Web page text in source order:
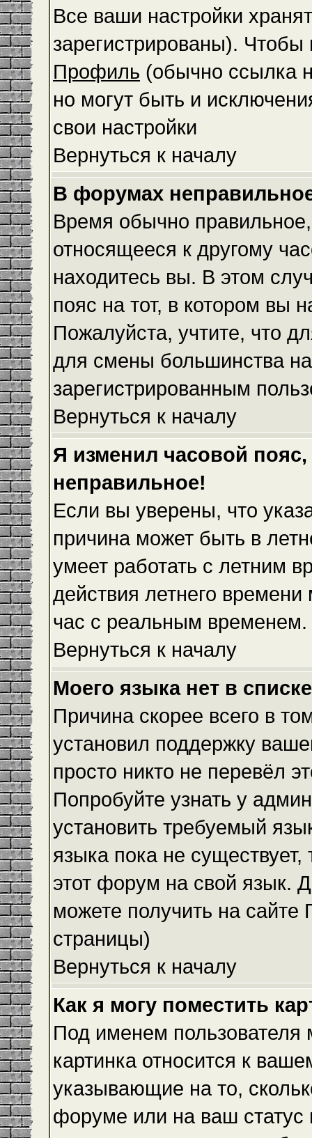
Все ваши настройки
зарегистрированы). Чтобы
Профиль (обычно ссылка
но могут быть и
свои настройки
Вернуться к началу
В форумах
Время обычно
относящееся к другому
находитесь вы. В этом
пояс на тот, в котором вы
Пожалуйста, учтите, что
для смены большинства
зарегистрированным
Вернуться к началу
Я изменил часовой
неправильное!
Если вы уверены, что
причина может быть в
умеет работать с летним
действия летнего
час с реальным временем.
Вернуться к началу
Моего языка нет в
Причина скорее всего в
установил поддержку
просто никто не перевёл
Попробуйте узнать у
установить требуемый
языка пока не
этот форум на свой язык.
можете получить на сайте
страницы)
Вернуться к началу
Как я могу поместить
Под именем пользователя
картинка относится к
указывающие на то,
форуме или на ваш